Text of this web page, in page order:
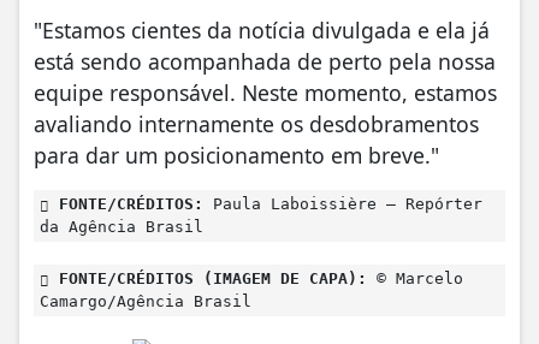
"Estamos cientes da notícia divulgada e ela já
está sendo acompanhada de perto pela nossa
equipe responsável. Neste momento, estamos
avaliando internamente os desdobramentos
para dar um posicionamento em breve."
FONTE/CRÉDITOS:
Paula Laboissière – Repórter
da Agência Brasil
FONTE/CRÉDITOS (IMAGEM DE CAPA):
© Marcelo
Camargo/Agência Brasil